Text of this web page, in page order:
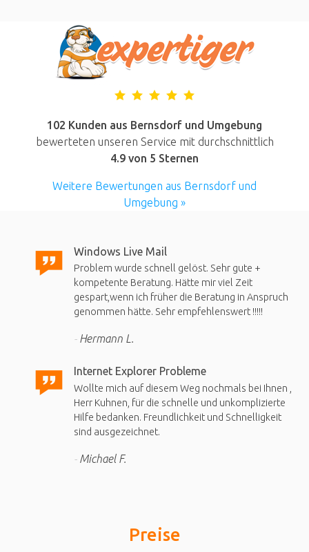
102 Kunden aus Bernsdorf und Umgebung
bewerteten unseren Service mit durchschnittlich
4.9 von 5 Sternen
Weitere Bewertungen aus Bernsdorf und
Umgebung »
Windows Live Mail
Problem wurde schnell gelöst. Sehr gute +
kompetente Beratung. Hätte mir viel Zeit
gespart,wenn ich früher die Beratung in Anspruch
genommen hätte. Sehr empfehlenswert !!!!!
Hermann L.
Internet Explorer Probleme
Wollte mich auf diesem Weg nochmals bei Ihnen ,
Herr Kuhnen, für die schnelle und unkomplizierte
Hilfe bedanken. Freundlichkeit und Schnelligkeit
sind ausgezeichnet.
Michael F.
Preise